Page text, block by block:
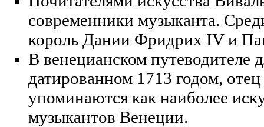
современники музыканта.
король Дании Фридрих IV и
В венецианском путеводителе
датированном 1713 годом,
упоминаются как наиболее
музыкантов Венеции.